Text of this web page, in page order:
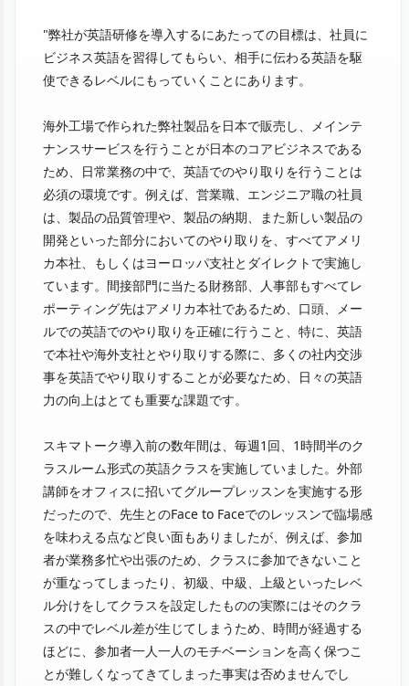
"弊社が英語研修を導入するにあたっての目標は、社員に
ビジネス英語を習得してもらい、相手に伝わる英語を駆
使できるレベルにもっていくことにあります。
海外工場で作られた弊社製品を日本で販売し、メインテ
ナンスサービスを行うことが日本のコアビジネスである
ため、日常業務の中で、英語でのやり取りを行うことは
必須の環境です。例えば、営業職、エンジニア職の社員
は、製品の品質管理や、製品の納期、また新しい製品の
開発といった部分においてのやり取りを、すべてアメリ
カ本社、もしくはヨーロッパ支社とダイレクトで実施し
ています。間接部門に当たる財務部、人事部もすべてレ
ポーティング先はアメリカ本社であるため、口頭、メー
ルでの英語でのやり取りを正確に行うこと、特に、英語
で本社や海外支社とやり取りする際に、多くの社内交渉
事を英語でやり取りすることが必要なため、日々の英語
力の向上はとても重要な課題です。
スキマトーク導入前の数年間は、毎週1回、1時間半のク
ラスルーム形式の英語クラスを実施していました。外部
講師をオフィスに招いてグループレッスンを実施する形
だったので、先生とのFace to Faceでのレッスンで臨場感
を味わえる点など良い面もありましたが、例えば、参加
者が業務多忙や出張のため、クラスに参加できないこと
が重なってしまったり、初級、中級、上級といったレベ
ル分けをしてクラスを設定したものの実際にはそのクラ
スの中でレベル差が生じてしまうため、時間が経過する
ほどに、参加者一人一人のモチベーションを高く保つこ
とが難しくなってきてしまった事実は否めませんでし